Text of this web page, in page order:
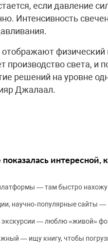
если давление
Интенсивность
производство света, и
решений на уровне
Джалаал.
— там быстро нахожу
научно‑популярные сайты
экскурсии — люблю «живой»
— ищу книгу, чтобы